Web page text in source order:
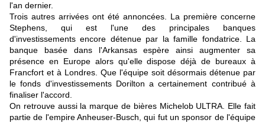
l'an dernier.
Trois autres arrivées ont été annoncées. La première concerne
Stephens, qui est l'une des principales banques
d'investissements encore détenue par la famille fondatrice. La
banque basée dans l'Arkansas espère ainsi augmenter sa
présence en Europe alors qu'elle dispose déjà de bureaux à
Francfort et à Londres. Que l'équipe soit désormais détenue par
le fonds d'investissements Dorilton a certainement contribué à
finaliser l'accord.
On retrouve aussi la marque de bières Michelob ULTRA. Elle fait
partie de l'empire Anheuser-Busch, qui fut un sponsor de l'équipe